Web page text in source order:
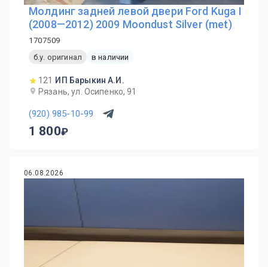
Молдинг задней левой двери Ford Kuga I
(2008—2012) 2009 Moondust Silver (met)
1707509
б.у. оригинал
в наличии
121
ИП Барыкин А.И.
Рязань, ул. Осипенко, 91
(920) 985-10-99
1 800
06.08.2026